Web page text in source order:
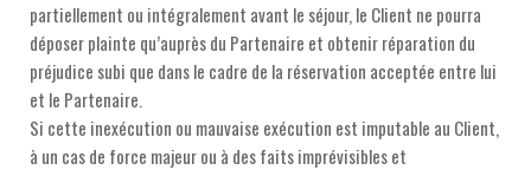
partiellement ou intégralement avant le séjour, le Client ne pourra
déposer plainte qu’auprès du Partenaire et obtenir réparation du
préjudice subi que dans le cadre de la réservation acceptée entre lui
et le Partenaire.
Si cette inexécution ou mauvaise exécution est imputable au Client,
à un cas de force majeur ou à des faits imprévisibles et